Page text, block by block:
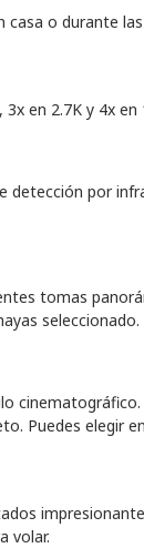
o durante
en 2.7K y 4x en
detección por
tomas
seleccionado.
Puedes elegir
volar.